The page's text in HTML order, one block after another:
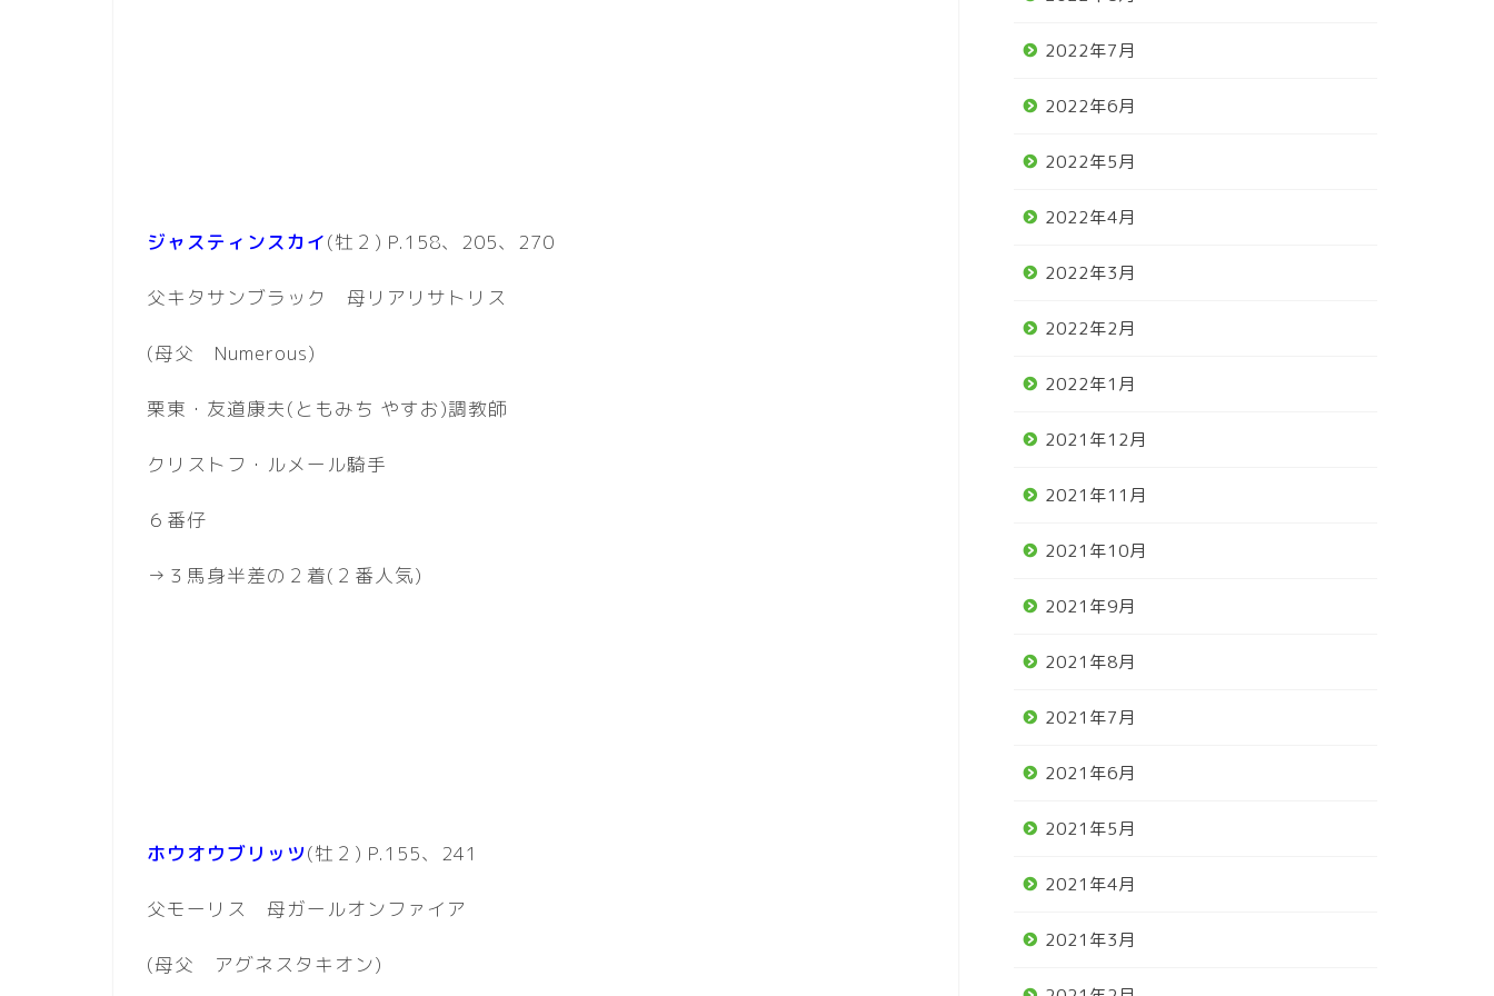
ジャスティンスカイ(牡２) P.158、205、270
父キタサンブラック 母リアリサトリス
(母父 Numerous)
栗東・友道康夫(ともみち やすお)調教師
クリストフ・ルメール騎手
６番仔
→３馬身半差の２着(２番人気)
ホウオウブリッツ(牡２) P.155、241
父モーリス 母ガールオンファイア
(母父 アグネスタキオン)
2022年7月
2022年6月
2022年5月
2022年4月
2022年3月
2022年2月
2022年1月
2021年12月
2021年11月
2021年10月
2021年9月
2021年8月
2021年7月
2021年6月
2021年5月
2021年4月
2021年3月